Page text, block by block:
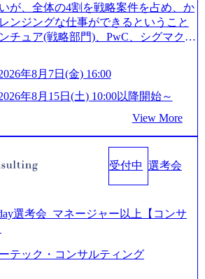
が、全体の4割を戦略案件を占め、か
ンジングな仕事ができるということ
チュア(戦略部門)、PwC、シグマクシ
ュアな戦略を伸ばす新興ファーム。
る可能性※SaaSプロダクト、地方創
ート比率99%、福岡や北海道在中者
あり、ヘルスケアな業界は広げてい
支給という他社にはない制度 ワンプ
) 16:00 ※枠が限られておりますので、
対応できない可能性がございます ※
いては、1dayではなく通常選考での
きます ● 面接(1次・最終を一度の面
いただきます。 ● 一日で最終面接ま
年8月7日(金) 16:00
年8月15日(土) 10:00以降開始～
View More
受付中 選考会
選考会_マネージャー以上【コンサ
テック・コンサルティング